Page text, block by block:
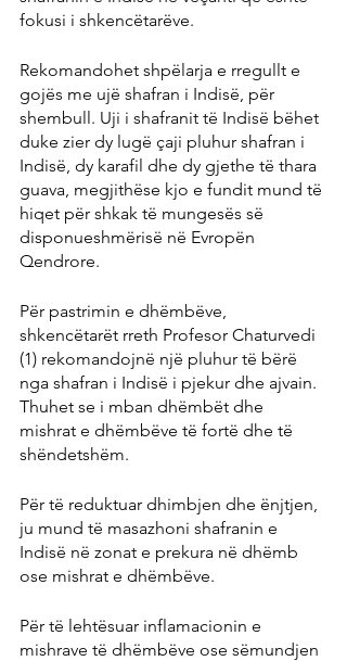
fokusi i shkencëtarëve.
Rekomandohet shpëlarja e rregullt e
gojës me ujë shafran i Indisë, për
shembull. Uji i shafranit të Indisë bëhet
duke zier dy lugë çaji pluhur shafran i
Indisë, dy karafil dhe dy gjethe të thara
guava, megjithëse kjo e fundit mund të
hiqet për shkak të mungesës së
disponueshmërisë në Evropën
Qendrore.
Për pastrimin e dhëmbëve,
shkencëtarët rreth Profesor Chaturvedi
(1) rekomandojnë një pluhur të bërë
nga shafran i Indisë i pjekur dhe ajvain.
Thuhet se i mban dhëmbët dhe
mishrat e dhëmbëve të fortë dhe të
shëndetshëm.
Për të reduktuar dhimbjen dhe ënjtjen,
ju mund të masazhoni shafranin e
Indisë në zonat e prekura në dhëmb
ose mishrat e dhëmbëve.
Për të lehtësuar inflamacionin e
mishrave të dhëmbëve ose sëmundjen